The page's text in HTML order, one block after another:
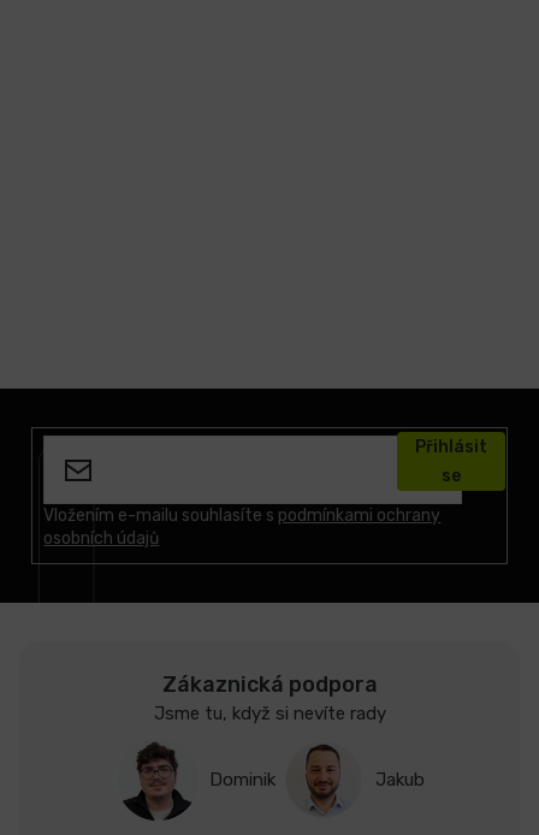
Vložením e-mailu souhlasíte s podmínkami ochrany
osobních údajů
Přihlásit
se
Zákaznická podpora
Jsme tu, když si nevíte rady
Dominik Jakub